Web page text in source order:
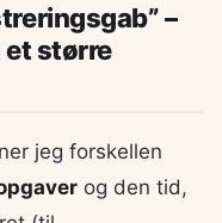
–
større
jeg forskellen
og den tid,